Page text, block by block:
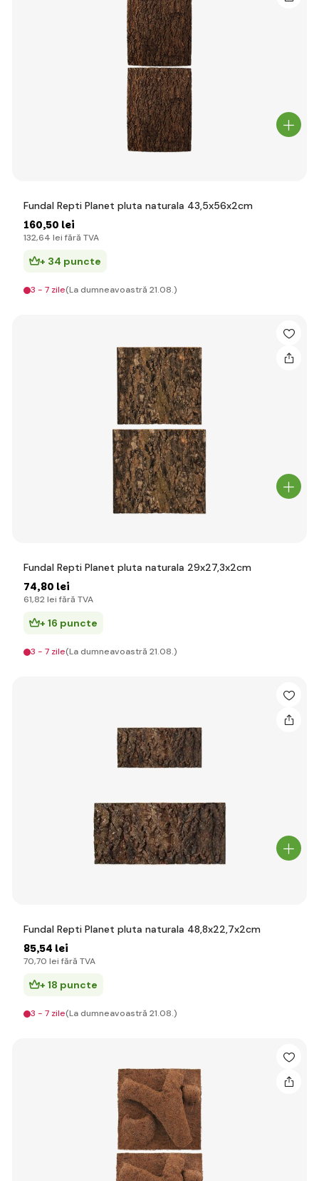
Fundal Repti Planet pluta naturala 43,5x56x2cm
160,50 lei
132,64 lei fără TVA
+ 34 puncte
3 - 7 zile(La dumneavoastră 21.08.)
Fundal Repti Planet pluta naturala 29x27,3x2cm
74,80 lei
61,82 lei fără TVA
+ 16 puncte
3 - 7 zile(La dumneavoastră 21.08.)
Fundal Repti Planet pluta naturala 48,8x22,7x2cm
85,54 lei
70,70 lei fără TVA
+ 18 puncte
3 - 7 zile(La dumneavoastră 21.08.)